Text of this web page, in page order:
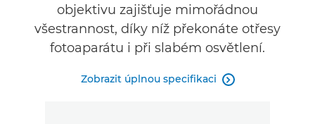
objektivu zajišťuje mimořádnou
všestrannost, díky níž překonáte otřesy
fotoaparátu i při slabém osvětlení.
Zobrazit úplnou specifikaci 